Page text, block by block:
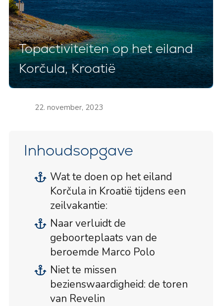
Topactiviteiten op het eiland
Korčula, Kroatië
22. november, 2023
Inhoudsopgave
Wat te doen op het eiland
Korčula in Kroatië tijdens een
zeilvakantie:
Naar verluidt de
geboorteplaats van de
beroemde Marco Polo
Niet te missen
bezienswaardigheid: de toren
van Revelin